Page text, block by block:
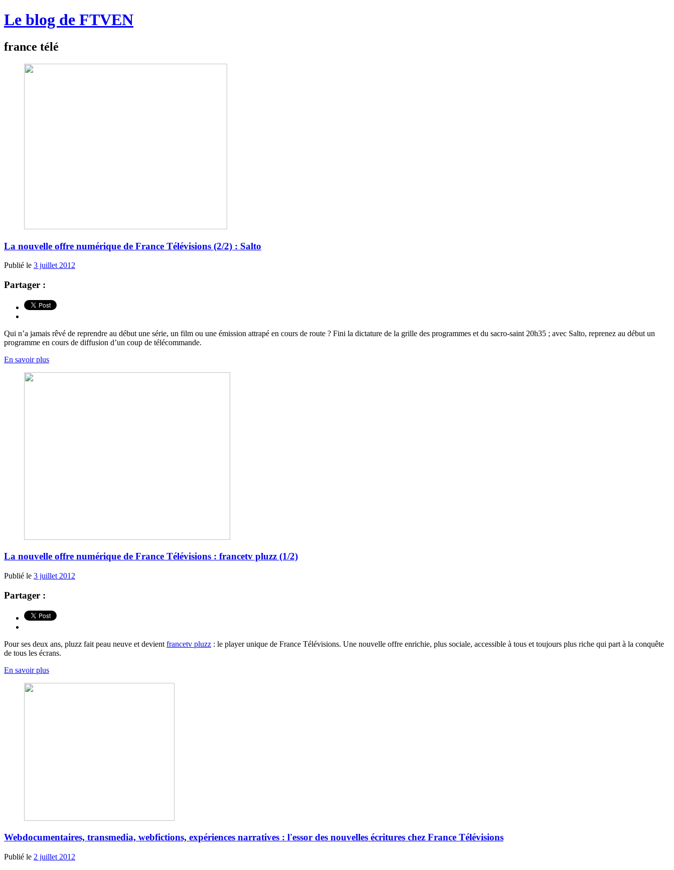
Le blog de FTVEN
france télé
La nouvelle offre numérique de France Télévisions (2/2) : Salto
Publié le 3 juillet 2012
Partager :
Qui n’a jamais rêvé de reprendre au début une série, un film ou une émission attrapé en cours de route ? Fini la dictature de la grille des programmes et du sacro-saint 20h35 ; avec Salto, reprenez au début un
programme en cours de diffusion d’un coup de télécommande.
En savoir plus
La nouvelle offre numérique de France Télévisions : francetv pluzz (1/2)
Publié le 3 juillet 2012
Partager :
Pour ses deux ans, pluzz fait peau neuve et devient francetv pluzz : le player unique de France Télévisions. Une nouvelle offre enrichie, plus sociale, accessible à tous et toujours plus riche qui part à la conquête
de tous les écrans.
En savoir plus
Webdocumentaires, transmedia, webfictions, expériences narratives : l'essor des nouvelles écritures chez France Télévisions
Publié le 2 juillet 2012